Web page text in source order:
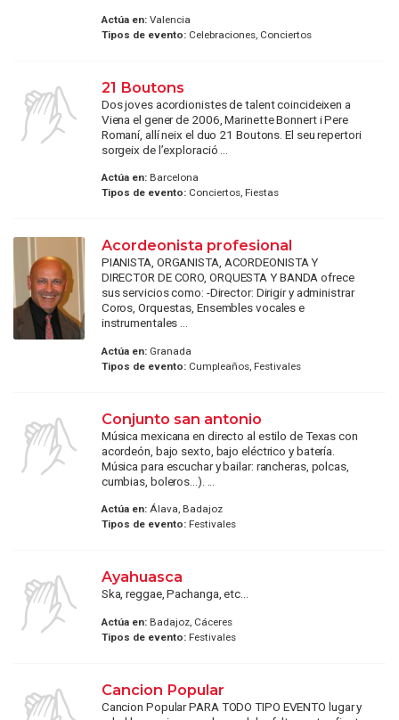
Actúa en:Valencia
Tipos de evento:Celebraciones, Conciertos
21 Boutons
Dos joves acordionistes de talent coincideixen a
Viena el gener de 2006, Marinette Bonnert i Pere
Romaní, allí neix el duo 21 Boutons. El seu repertori
sorgeix de l’exploració ...
Actúa en:Barcelona
Tipos de evento:Conciertos, Fiestas
Acordeonista profesional
PIANISTA, ORGANISTA, ACORDEONISTA Y
DIRECTOR DE CORO, ORQUESTA Y BANDA ofrece
sus servicios como: -Director: Dirigir y administrar
Coros, Orquestas, Ensembles vocales e
instrumentales ...
Actúa en:Granada
Tipos de evento:Cumpleaños, Festivales
Conjunto san antonio
Música mexicana en directo al estilo de Texas con
acordeón, bajo sexto, bajo eléctrico y batería.
Música para escuchar y bailar: rancheras, polcas,
cumbias, boleros...). ...
Actúa en:Álava, Badajoz
Tipos de evento:Festivales
Ayahuasca
Ska, reggae, Pachanga, etc...
Actúa en:Badajoz, Cáceres
Tipos de evento:Festivales
Cancion Popular
Cancion Popular PARA TODO TIPO EVENTO lugar y